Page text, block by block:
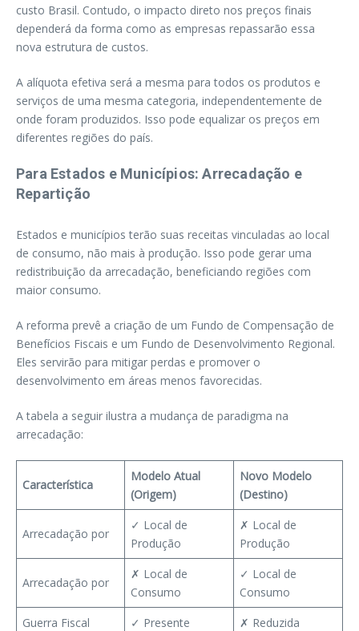
custo Brasil. Contudo, o impacto direto nos preços finais
dependerá da forma como as empresas repassarão essa
nova estrutura de custos.
A alíquota efetiva será a mesma para todos os produtos e
serviços de uma mesma categoria, independentemente de
onde foram produzidos. Isso pode equalizar os preços em
diferentes regiões do país.
Para Estados e Municípios: Arrecadação e
Repartição
Estados e municípios terão suas receitas vinculadas ao local
de consumo, não mais à produção. Isso pode gerar uma
redistribuição da arrecadação, beneficiando regiões com
maior consumo.
A reforma prevê a criação de um Fundo de Compensação de
Benefícios Fiscais e um Fundo de Desenvolvimento Regional.
Eles servirão para mitigar perdas e promover o
desenvolvimento em áreas menos favorecidas.
A tabela a seguir ilustra a mudança de paradigma na
arrecadação:
Característica
Modelo Atual
(Origem)
Novo Modelo
(Destino)
Arrecadação por
✓ Local de
Produção
✗ Local de
Produção
Arrecadação por
✗ Local de
Consumo
✓ Local de
Consumo
Guerra Fiscal
✓ Presente
✗ Reduzida